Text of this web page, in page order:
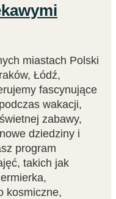
miastach Polski
Łódź,
fascynujące
wakacji,
zabawy,
dziedziny i
program
takich jak
kosmiczne,